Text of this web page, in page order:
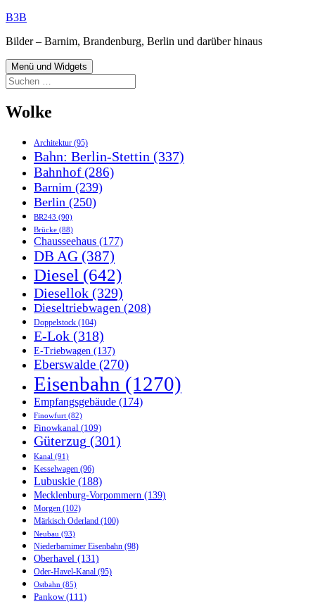
Zum
springen
B3B
Bilder – Barnim, Brandenburg, Berlin und darüber hinaus
Menü und Widgets
Suchen
nach:
Wolke
Architektur (95)
Bahn: Berlin-Stettin (337)
Bahnhof(286)
Barnim (239)
Berlin (250)
BR243 (90)
Brücke (88)
Chausseehaus (177)
DB AG (387)
Diesel (642)
Diesellok (329)
Dieseltriebwagen (208)
Doppelstock (104)
E-Lok (318)
E-Triebwagen (137)
Eberswalde (270)
Eisenbahn (1270)
Empfangsgebäude (174)
Finowfurt (82)
Finowkanal (109)
Güterzug (301)
Kanal (91)
Kesselwagen (96)
Lubuskie (188)
Mecklenburg-Vorpommern (139)
Morgen (102)
Märkisch Oderland (100)
Neubau (93)
Niederbarnimer Eisenbahn (98)
Oberhavel (131)
Oder-Havel-Kanal (95)
Ostbahn (85)
Pankow(111)